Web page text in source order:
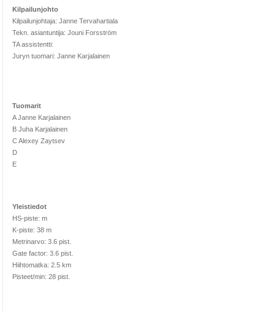
Kilpailunjohto
Kilpailunjohtaja: Janne Tervahartiala
Tekn. asiantuntija: Jouni Forsström
TA assistentti:
Juryn tuomari: Janne Karjalainen
Tuomarit
A Janne Karjalainen
B Juha Karjalainen
C Alexey Zaytsev
D
E
Yleistiedot
HS-piste: m
K-piste: 38 m
Metrinarvo: 3.6 pist.
Gate factor: 3.6 pist.
Hiihtomatka: 2.5 km
Pisteet/min: 28 pist.